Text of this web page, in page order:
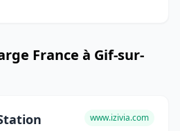
France à Gif-sur-
www.izivia.com